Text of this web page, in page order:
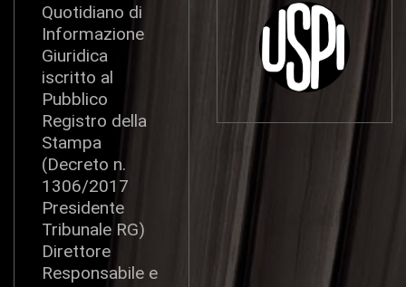
Quotidiano di
Informazione
Giuridica
iscritto al
Pubblico
Registro della
Stampa
(Decreto n.
1306/2017
Presidente
Tribunale RG)
Direttore
Responsabile e